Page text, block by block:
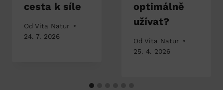
cesta k síle
Od Vita Natur
24. 7. 2026
optimálně
užívat?
Od Vita Natur
25. 4. 2026